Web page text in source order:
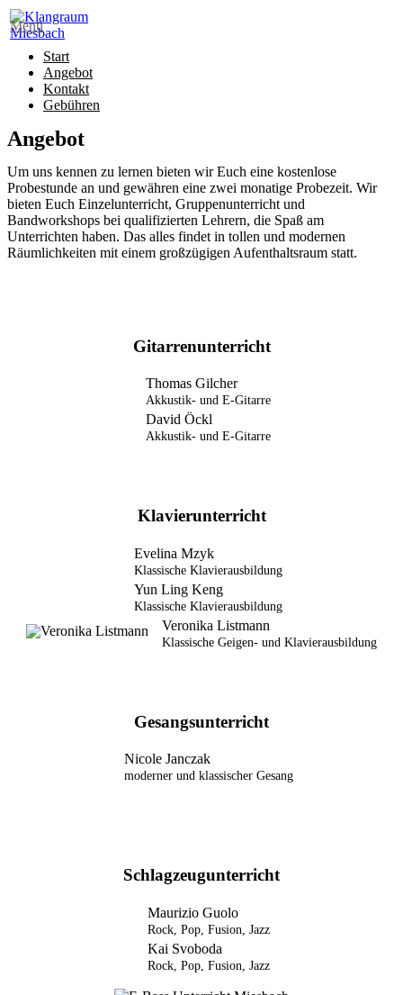
Menü
Start
Angebot
Kontakt
Gebühren
Angebot
Um uns kennen zu lernen bieten wir Euch eine kostenlose
Probestunde an und gewähren eine zwei monatige Probezeit. Wir
bieten Euch Einzelunterricht, Gruppenunterricht und
Bandworkshops bei qualifizierten Lehrern, die Spaß am
Unterrichten haben. Das alles findet in tollen und modernen
Räumlichkeiten mit einem großzügigen Aufenthaltsraum statt.
Gitarrenunterricht
Thomas Gilcher
Akkustik- und E-Gitarre
David Öckl
Akkustik- und E-Gitarre
Klavierunterricht
Evelina Mzyk
Klassische Klavierausbildung
Yun Ling Keng
Klassische Klavierausbildung
Veronika Listmann
Klassische Geigen- und Klavierausbildung
Gesangsunterricht
Nicole Janczak
moderner und klassischer Gesang
Schlagzeugunterricht
Maurizio Guolo
Rock, Pop, Fusion, Jazz
Kai Svoboda
Rock, Pop, Fusion, Jazz